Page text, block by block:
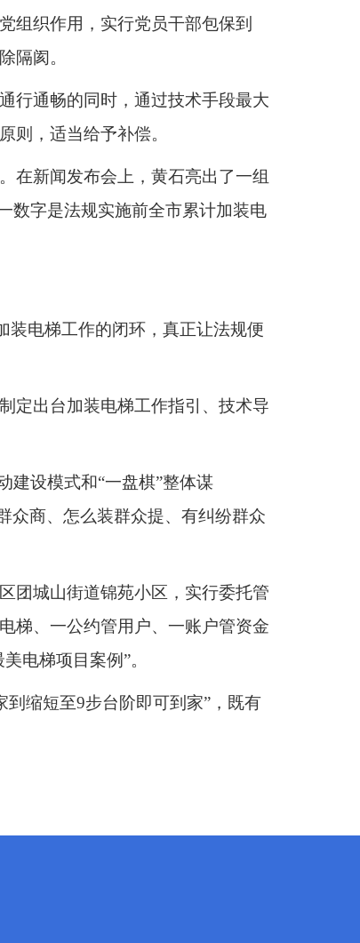
组织作用，实行党员干部包保到
隔阂。
行通畅的同时，通过技术手段最大
则，适当给予补偿。
在新闻发布会上，黄石亮出了一组
数字是法规实施前全市累计加装电
装电梯工作的闭环，真正让法规便
定出台加装电梯工作指引、技术导
建设模式和“一盘棋”整体谋
众商、怎么装群众提、有纠纷群众
团城山街道锦苑小区，实行委托管
梯、一公约管用户、一账户管资金
电梯项目案例”。
到缩短至9步台阶即可到家”，既有